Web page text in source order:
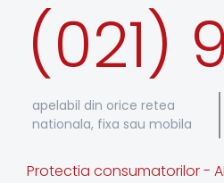
(021)
apelabil din orice retea
nationala, fixa sau mobila
Protectia consumatorilor -